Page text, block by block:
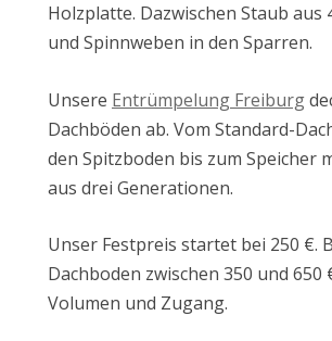
Holzplatte. Dazwischen Staub aus
und Spinnweben in den Sparren.
Unsere Entrümpelung Freiburg
Dachböden ab. Vom Standard-
den Spitzboden bis zum Speicher
aus drei Generationen.
Unser Festpreis startet bei 250 €.
Dachboden zwischen 350 und 650
Volumen und Zugang.